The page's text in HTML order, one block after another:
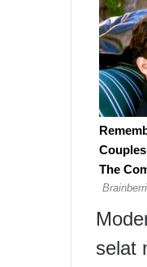
selat